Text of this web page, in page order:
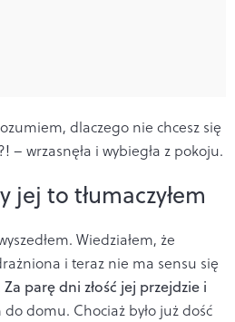
dlaczego nie chcesz się
– wrzasnęła i wybiegła z pokoju.
jej to tłumaczyłem
Wiedziałem, że
i teraz nie ma sensu się
Za parę dni złość jej przejdzie i
do domu. Chociaż było już dość